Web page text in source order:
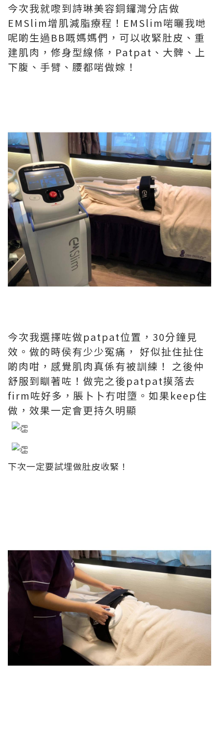
今次我就嚟到詩琳美容銅鑼灣分店做
EMSlim增肌減脂療程！EMSlim啱曬我哋
呢啲生過BB嘅媽媽們，可以收緊肚皮、重
建肌肉，修身型線條，Patpat、大髀、上
下腹、手臂、腰都啱做嫁！
今次我選擇咗做patpat位置，30分鐘見
效。做的時侯有少少冤痛， 好似扯住扯住
啲肉咁，感覺肌肉真係有被訓練！ 之後仲
舒服到瞓著咗！做完之後patpat摸落去
firm咗好多，脹卜卜冇咁墮。如果keep住
做，效果一定會更持久明顯
下次一定要試埋做肚皮收緊！